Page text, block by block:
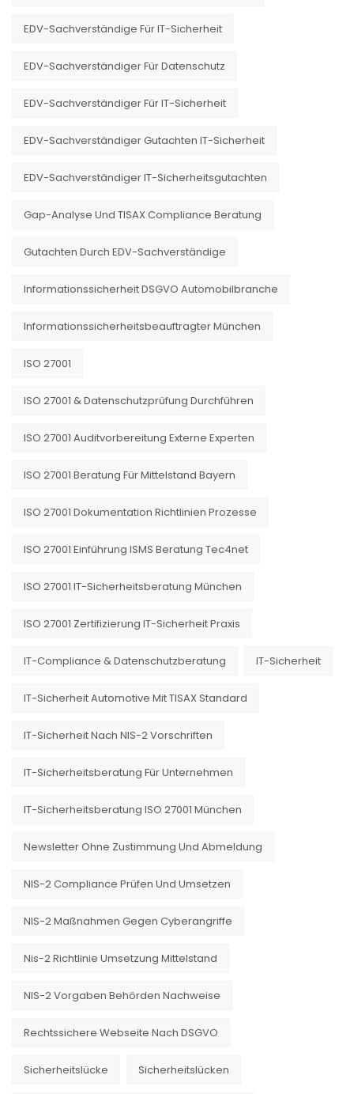
EDV-Sachverständige Für IT-Sicherheit
EDV-Sachverständiger Für Datenschutz
EDV-Sachverständiger Für IT-Sicherheit
EDV-Sachverständiger Gutachten IT-Sicherheit
EDV-Sachverständiger IT-Sicherheitsgutachten
Gap-Analyse Und TISAX Compliance Beratung
Gutachten Durch EDV-Sachverständige
Informationssicherheit DSGVO Automobilbranche
Informationssicherheitsbeauftragter München
ISO 27001
ISO 27001 & Datenschutzprüfung Durchführen
ISO 27001 Auditvorbereitung Externe Experten
ISO 27001 Beratung Für Mittelstand Bayern
ISO 27001 Dokumentation Richtlinien Prozesse
ISO 27001 Einführung ISMS Beratung Tec4net
ISO 27001 IT-Sicherheitsberatung München
ISO 27001 Zertifizierung IT-Sicherheit Praxis
IT-Compliance & Datenschutzberatung IT-Sicherheit
IT-Sicherheit Automotive Mit TISAX Standard
IT-Sicherheit Nach NIS-2 Vorschriften
IT-Sicherheitsberatung Für Unternehmen
IT-Sicherheitsberatung ISO 27001 München
Newsletter Ohne Zustimmung Und Abmeldung
NIS-2 Compliance Prüfen Und Umsetzen
NIS-2 Maßnahmen Gegen Cyberangriffe
Nis-2 Richtlinie Umsetzung Mittelstand
NIS-2 Vorgaben Behörden Nachweise
Rechtssichere Webseite Nach DSGVO
Sicherheitslücke Sicherheitslücken